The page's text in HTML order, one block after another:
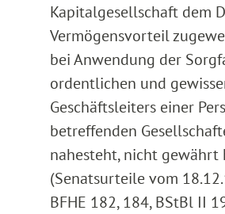
Kapitalgesellschaft dem
Vermögensvorteil
bei Anwendung der
ordentlichen und
Geschäftsleiters einer
betreffenden
nahesteht, nicht gewährt
(Senatsurteile vom
BFHE 182, 184, BStBl II